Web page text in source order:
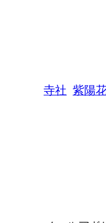
寺社 紫陽